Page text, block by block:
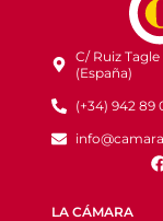
C/ Ruiz
(España)
(+34) 942 89
LA CÁMARA